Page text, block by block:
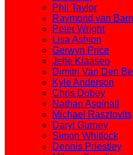
Phil Taylor
Raymond van
Peter Wright
Lisa Ashton
Gerwyn Price
Jelle Klaasen
Dimitri Van Den
Kyle Anderson
Chris Dobey
Nathan Aspinall
Michael Rasztovits
Daryl Gurney
Simon Whitlock
Dennis Priestley